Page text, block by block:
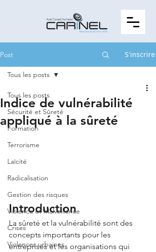
Post S'inscrire
Tous les posts
Sécurité et Sûreté
Formation
Terrorisme
Laïcité
Radicalisation
Gestion des risques
Violence et Malveillance
Crises
Violences urbaines
Tous les posts
Indice de vulnérabilité
appliqué à la sûreté
Introduction
La sûreté et la vulnérabilité sont des
concepts importants pour les
entreprises et les organisations qui